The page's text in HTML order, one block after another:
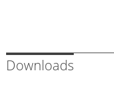
Downloads